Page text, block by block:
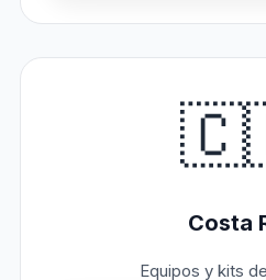
Costa
Equipos y kits